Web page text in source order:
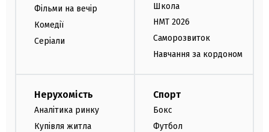
Фільми на вечір
Комедії
Серіали
Школа
НМТ 2026
Саморозвиток
Навчання за кордоном
Нерухомість
Аналітика ринку
Купівля житла
Спорт
Бокс
Футбол